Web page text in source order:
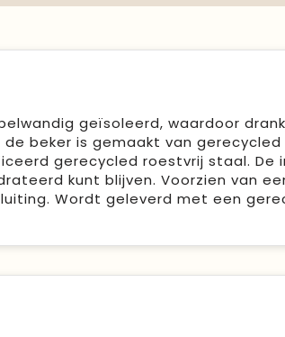
geïsoleerd, waardoor
de beker is gemaakt van
gerecycled roestvrij staal. De
kunt blijven. Voorzien van
Wordt geleverd met een